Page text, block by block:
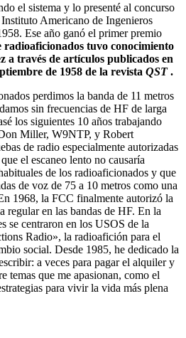
el sistema y lo presenté al concurso
Americano de Ingenieros
Ese año ganó el primer premio
tuvo conocimiento
a través de artículos publicados en
de 1958 de la revista QST.
perdimos la banda de 11 metros
sin frecuencias de HF de larga
los siguientes 10 años trabajando
Miller, W9NTP, y Robert
de radio especialmente autorizadas
el escaneo lento no causaría
de los radioaficionados y que
de voz de 75 a 10 metros como una
1968, la FCC finalmente autorizó la
regular en las bandas de HF. En la
se centraron en los USOS de la
Radio», la radioafición para el
social. Desde 1985, he dedicado la
a veces para pagar el alquiler y
temas que me apasionan, como el
para vivir la vida más plena